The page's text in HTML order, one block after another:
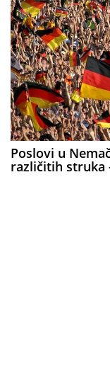
Poslovi u
različitih struka